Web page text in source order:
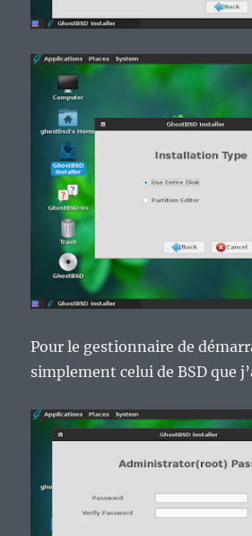
Pour le gestionnaire de
simplement celui de BSD que